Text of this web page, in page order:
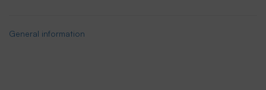
General information